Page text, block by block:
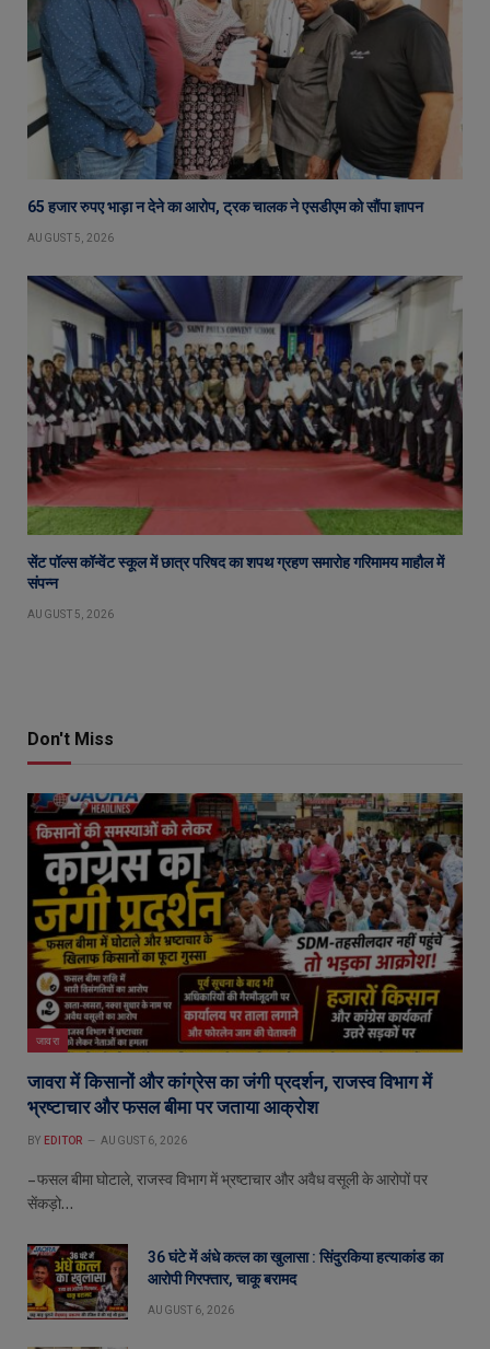
65 हजार रुपए भाड़ा न देने का आरोप, ट्रक चालक ने एसडीएम को सौंपा ज्ञापन
AUGUST 5, 2026
सेंट पॉल्स कॉन्वेंट स्कूल में छात्र परिषद का शपथ ग्रहण समारोह गरिमामय माहौल में
संपन्न
AUGUST 5, 2026
Don't Miss
जावरा
जावरा में किसानों और कांग्रेस का जंगी प्रदर्शन, राजस्व विभाग में
भ्रष्टाचार और फसल बीमा पर जताया आक्रोश
BY EDITOR AUGUST 6, 2026
– फसल बीमा घोटाले, राजस्व विभाग में भ्रष्टाचार और अवैध वसूली के आरोपों पर
सेंकड़ो…
36 घंटे में अंधे कत्ल का खुलासा : सिंदुरकिया हत्याकांड का
आरोपी गिरफ्तार, चाकू बरामद
AUGUST 6, 2026